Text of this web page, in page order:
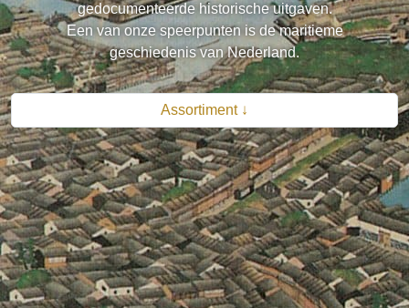
gedocumenteerde historische uitgaven.
Een van onze speerpunten is de maritieme
geschiedenis van Nederland.
Assortiment ↓